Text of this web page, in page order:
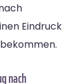
Eindruck
nach